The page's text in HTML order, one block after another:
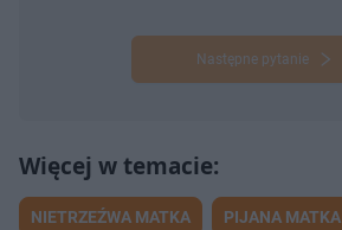
Następne pytanie
NIETRZEŹWA MATKA PIJANA MATKA